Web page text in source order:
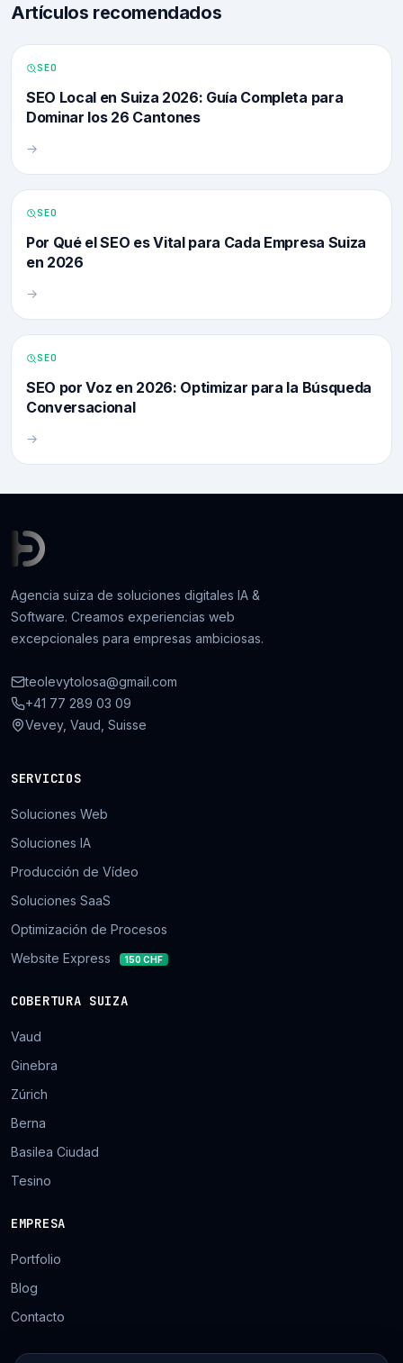
Artículos recomendados
SEO
SEO Local en Suiza 2026: Guía Completa para
Dominar los 26 Cantones
→
SEO
Por Qué el SEO es Vital para Cada Empresa Suiza
en 2026
→
SEO
SEO por Voz en 2026: Optimizar para la Búsqueda
Conversacional
→
Agencia suiza de soluciones digitales IA &
Software. Creamos experiencias web
excepcionales para empresas ambiciosas.
teolevytolosa@gmail.com
+41 77 289 03 09
Vevey, Vaud, Suisse
SERVICIOS
Soluciones Web
Soluciones IA
Producción de Vídeo
Soluciones SaaS
Optimización de Procesos
Website Express
150 CHF
COBERTURA SUIZA
Vaud
Ginebra
Zúrich
Berna
Basilea Ciudad
Tesino
EMPRESA
Portfolio
Blog
Contacto